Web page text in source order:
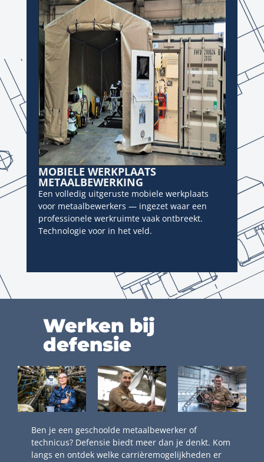
MOBIELE WERKPLAATS
METAALBEWERKING
Een volledig uitgeruste mobiele werkplaats
voor metaalbewerkers — ingezet waar een
professionele werkruimte vaak ontbreekt.
Technologie voor in het veld.
Werken bij
defensie
Ben je een geschoolde metaalbewerker of
technicus? Defensie biedt meer dan je denkt. Kom
langs en ontdek welke carrièremogelijkheden er